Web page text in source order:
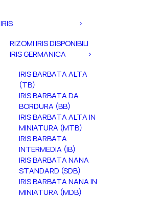
IRIS
RIZOMI IRIS DISPONIBILI
IRIS GERMANICA
IRIS BARBATA ALTA
(TB)
IRIS BARBATA DA
BORDURA (BB)
IRIS BARBATA ALTA IN
MINIATURA (MTB)
IRIS BARBATA
INTERMEDIA (IB)
IRIS BARBATA NANA
STANDARD (SDB)
IRIS BARBATA NANA IN
MINIATURA (MDB)